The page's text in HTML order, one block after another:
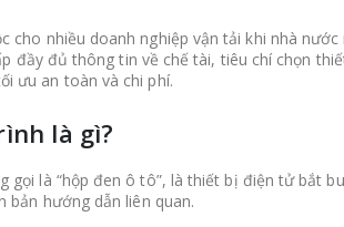
cho nhiều doanh nghiệp vận tải khi nhà nước
đầy đủ thông tin về chế tài, tiêu chí chọn
ưu an toàn và chi phí.
là gì?
gọi là “hộp đen ô tô”, là thiết bị điện tử bắt
bản hướng dẫn liên quan.